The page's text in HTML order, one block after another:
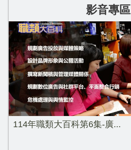
影音專區
114年職類大百科第6集-廣...